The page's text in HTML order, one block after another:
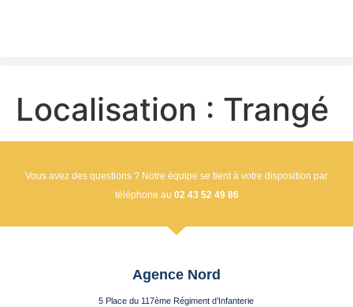
Localisation : Trangé
Vous avez des questions ? Notre équipe se tient à votre disposition par
téléphone au 02 43 52 49 86
Agence Nord
5 Place du 117ème Régiment d’Infanterie